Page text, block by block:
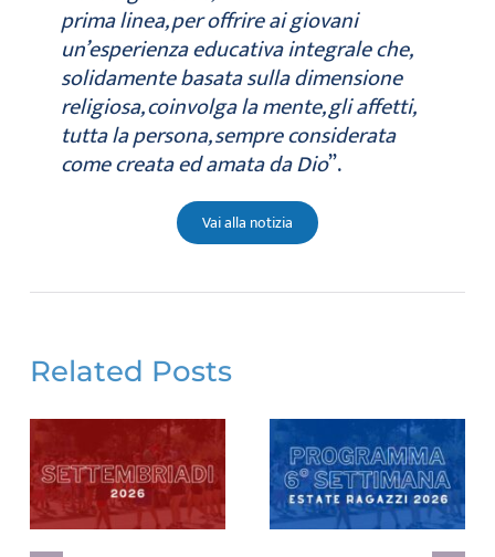
prima linea, per offrire ai giovani
un’esperienza educativa integrale che,
solidamente basata sulla dimensione
religiosa, coinvolga la mente, gli affetti,
tutta la persona, sempre considerata
come creata ed amata da Dio”.
Vai alla notizia
Related Posts